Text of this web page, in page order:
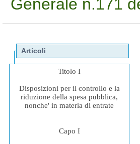
Generale n.171